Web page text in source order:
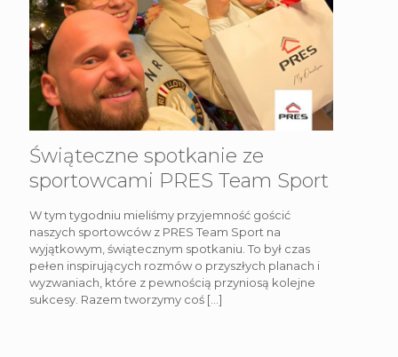
Świąteczne spotkanie ze
sportowcami PRES Team Sport
W tym tygodniu mieliśmy przyjemność gościć
naszych sportowców z PRES Team Sport na
wyjątkowym, świątecznym spotkaniu. To był czas
pełen inspirujących rozmów o przyszłych planach i
wyzwaniach, które z pewnością przyniosą kolejne
sukcesy. Razem tworzymy coś […]